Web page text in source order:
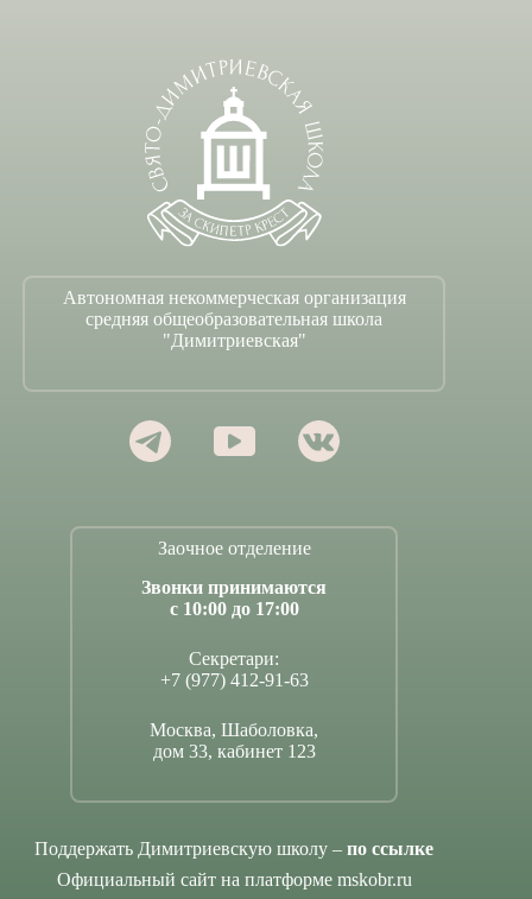
Автономная некоммерческая организация
средняя общеобразовательная школа
"Димитриевская"
Заочное отделение
Звонки принимаются
с 10:00 до 17:00
Секретари:
+7 (977) 412-91-63
Москва, Шаболовка,
дом 33, кабинет 123
Поддержать Димитриевскую школу –по ссылке
Официальный сайт на платформе mskobr.ru